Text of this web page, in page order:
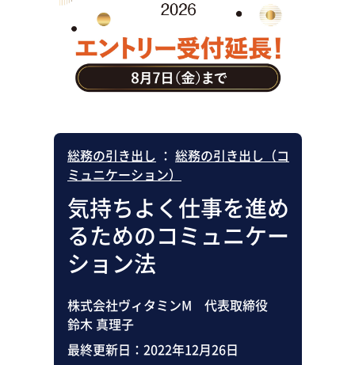
助成金・補助金・コスト削減
アウトソーシング・BPO
調査・レポート
総務の引き出し ： 総務の引き出し（コ
ミュニケーション）
気持ちよく仕事を進め
るためのコミュニケー
ション法
株式会社ヴィタミンM 代表取締役
鈴木 真理子
最終更新日： 2022年12月26日